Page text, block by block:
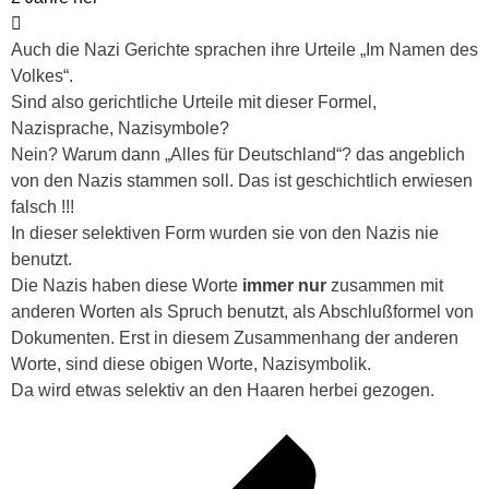
Auch die Nazi Gerichte sprachen ihre Urteile „Im Namen des
Volkes“.
Sind also gerichtliche Urteile mit dieser Formel,
Nazisprache, Nazisymbole?
Nein? Warum dann „Alles für Deutschland“? das angeblich
von den Nazis stammen soll. Das ist geschichtlich erwiesen
falsch !!!
In dieser selektiven Form wurden sie von den Nazis nie
benutzt.
Die Nazis haben diese Worte immer nur zusammen mit
anderen Worten als Spruch benutzt, als Abschlußformel von
Dokumenten. Erst in diesem Zusammenhang der anderen
Worte, sind diese obigen Worte, Nazisymbolik.
Da wird etwas selektiv an den Haaren herbei gezogen.